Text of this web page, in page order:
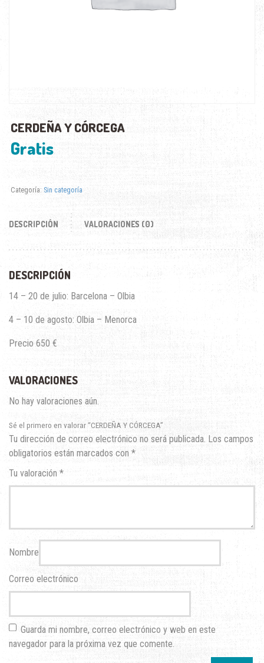
CERDEÑA Y CÓRCEGA
Gratis
Categoría: Sin categoría
DESCRIPCIÓN VALORACIONES (0)
DESCRIPCIÓN
14 – 20 de julio: Barcelona – Olbia
4 – 10 de agosto: Olbia – Menorca
Precio 650 €
VALORACIONES
No hay valoraciones aún.
Sé el primero en valorar “CERDEÑA Y CÓRCEGA”
Tu dirección de correo electrónico no será publicada. Los campos
obligatorios están marcados con *
Tu valoración *
Nombre
Correo electrónico
Guarda mi nombre, correo electrónico y web en este
navegador para la próxima vez que comente.